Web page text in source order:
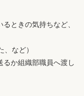
ときの気持ちなど、
、など）
か組織部職員へ渡し